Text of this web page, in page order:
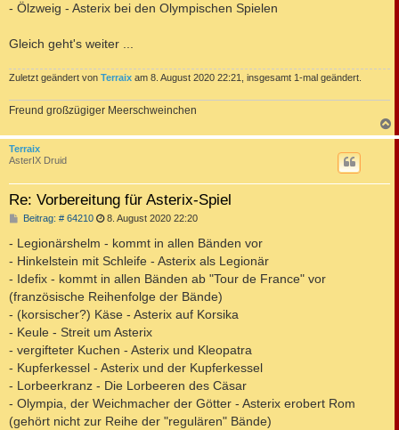
- Ölzweig - Asterix bei den Olympischen Spielen
Gleich geht's weiter ...
Zuletzt geändert von Terraix am 8. August 2020 22:21, insgesamt 1-mal geändert.
Freund großzügiger Meerschweinchen
a
Terraix
AsterIX Druid
Re: Vorbereitung für Asterix-Spiel
Beitrag: # 64210B
i
r
a
g
8. August 2020 22:20
- Legionärshelm - kommt in allen Bänden vor
- Hinkelstein mit Schleife - Asterix als Legionär
- Idefix - kommt in allen Bänden ab "Tour de France" vor
(französische Reihenfolge der Bände)
- (korsischer?) Käse - Asterix auf Korsika
- Keule - Streit um Asterix
- vergifteter Kuchen - Asterix und Kleopatra
- Kupferkessel - Asterix und der Kupferkessel
- Lorbeerkranz - Die Lorbeeren des Cäsar
- Olympia, der Weichmacher der Götter - Asterix erobert Rom
(gehört nicht zur Reihe der "regulären" Bände)